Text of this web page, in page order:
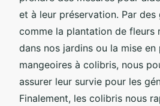
et à leur préservation. Par des
comme la plantation de fleurs
dans nos jardins ou la mise en
mangeoires à colibris, nous
assurer leur survie pour les
Finalement, les colibris nous